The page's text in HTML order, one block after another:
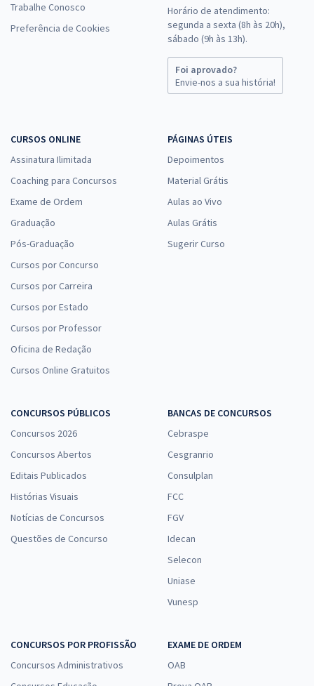
Trabalhe Conosco
Preferência de Cookies
Horário de atendimento:
segunda a sexta (8h às 20h),
sábado (9h às 13h).
Foi aprovado?
Envie-nos a sua história!
CURSOS ONLINE
Assinatura Ilimitada
Coaching para Concursos
Exame de Ordem
Graduação
Pós-Graduação
Cursos por Concurso
Cursos por Carreira
Cursos por Estado
Cursos por Professor
Oficina de Redação
Cursos Online Gratuitos
PÁGINAS ÚTEIS
Depoimentos
Material Grátis
Aulas ao Vivo
Aulas Grátis
Sugerir Curso
CONCURSOS PÚBLICOS
Concursos 2026
Concursos Abertos
Editais Publicados
Histórias Visuais
Notícias de Concursos
Questões de Concurso
BANCAS DE CONCURSOS
Cebraspe
Cesgranrio
Consulplan
FCC
FGV
Idecan
Selecon
Uniase
Vunesp
CONCURSOS POR PROFISSÃO
Concursos Administrativos
EXAME DE ORDEM
OAB